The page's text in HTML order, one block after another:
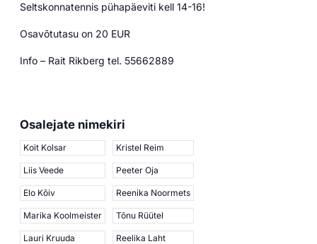
Seltskonnatennis pühapäeviti kell 14-16!
Osavõtutasu on 20 EUR
Info – Rait Rikberg tel. 55662889
Osalejate nimekiri
Koit Kolsar
Liis Veede
Elo Kõiv
Marika Koolmeister
Lauri Kruuda
Kristel Reim
Peeter Oja
Reenika Noormets
Tõnu Rüütel
Reelika Laht